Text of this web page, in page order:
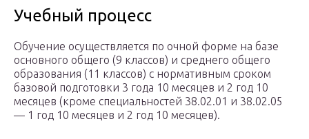
Учебный процесс
Обучение осуществляется по очной форме на базе
основного общего (9 классов) и среднего общего
образования (11 классов) с нормативным сроком
базовой подготовки 3 года 10 месяцев и 2 год 10
месяцев (кроме специальностей 38.02.01 и 38.02.05
— 1 год 10 месяцев и 2 год 10 месяцев).